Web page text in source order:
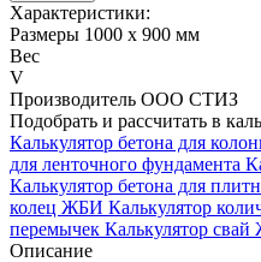
Характеристики:
Размеры 1000 х 900 мм
Вес
V
Производитель ООО СТИЗ
Подобрать и рассчитать в
Калькулятор бетона для
для ленточного фундамента
Калькулятор бетона для
колец ЖБИ Калькулятор
перемычек Калькулятор
Описание